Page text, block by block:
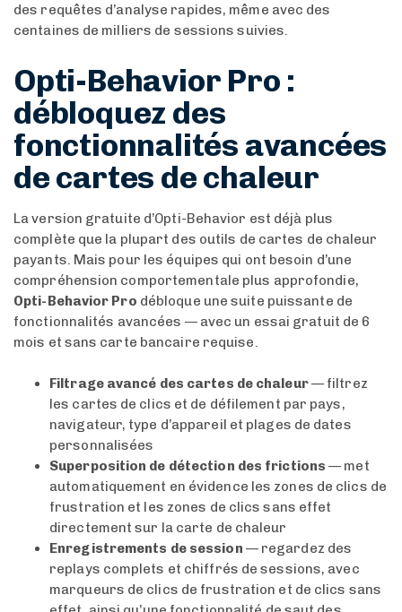
des requêtes d’analyse rapides, même avec des
centaines de milliers de sessions suivies.
Opti-Behavior Pro :
débloquez des
fonctionnalités avancées
de cartes de chaleur
La version gratuite d’Opti-Behavior est déjà plus
complète que la plupart des outils de cartes de chaleur
payants. Mais pour les équipes qui ont besoin d’une
compréhension comportementale plus approfondie,
Opti-Behavior Pro débloque une suite puissante de
fonctionnalités avancées — avec un essai gratuit de 6
mois et sans carte bancaire requise.
Filtrage avancé des cartes de chaleur— filtrez
les cartes de clics et de défilement par pays,
navigateur, type d’appareil et plages de dates
personnalisées
Superposition de détection des frictions — met
automatiquement en évidence les zones de clics de
frustration et les zones de clics sans effet
directement sur la carte de chaleur
Enregistrements de session — regardez des
replays complets et chiffrés de sessions, avec
marqueurs de clics de frustration et de clics sans